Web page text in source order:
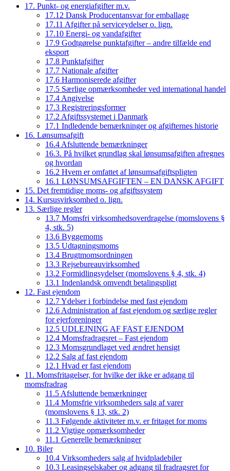
17. Punkt- og energiafgifter m.v.
17.12 Dansk Producentansvar for emballage
17.11 Afgifter på serviceydelser o. lign.
17.10 Energi- og vandafgifter
17.9 Godtgørelse punktafgifter – andre tilfælde end
eksport
17.8 Punktafgifter
17.7 Nationale afgifter
17.6 Harmoniserede afgifter
17.5 Særlige opmærksomheder ved international handel
17.4 Angivelse
17.3 Registreringsformer
17.2 Afgiftssystemet i Danmark
17.1 Indledende bemærkninger og afgifternes historie
16. Lønsumsafgift
16.4 Afsluttende bemærkninger
16.3. På hvilket grundlag skal lønsumsafgiften afregnes
og hvordan
16.2 Hvem er omfattet af lønsumsafgiftspligten
16.1 LØNSUMSAFGIFTEN – EN DANSK AFGIFT
15. Det fremtidige moms- og afgiftssystem
14. Kursusvirksomhed o. lign.
13. Særlige regler
13.7 Momsfri virksomhedsoverdragelse (momslovens §
4, stk. 5)
13.6 Byggemoms
13.5 Udtagningsmoms
13.4 Brugtmomsordningen
13.3 Rejsebureauvirksomhed
13.2 Formidlingsydelser (momslovens § 4, stk. 4)
13.1 Indenlandsk omvendt betalingspligt
12. Fast ejendom
12.7 Ydelser i forbindelse med fast ejendom
12.6 Administration af fast ejendom og særlige regler
for ejerforeninger
12.5 UDLEJNING AF FAST EJENDOM
12.4 Momsfradragsret – Fast ejendom
12.3 Momsgrundlaget ved ændret hensigt
12.2 Salg af fast ejendom
12.1 Hvad er fast ejendom
11. Momsfritagelser, for hvilke der ikke er adgang til
momsfradrag
11.5 Afsluttende bemærkninger
11.4 Momsfrie virksomheders salg af varer
(momslovens § 13, stk. 2)
11.3 Følgende aktiviteter m.v. er fritaget for moms
11.2 Vigtige opmærksomheder
11.1 Generelle bemærkninger
10. Biler
10.4 Virksomheders salg af hvidpladebiler
10.3 Leasingselskaber og adgang til fradragsret for